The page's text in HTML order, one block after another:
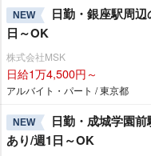
NEW
日勤・銀座駅周
日～OK
株式会社MSK
日給1万4,500円～
アルバイト・パート / 東京都
NEW
日勤・成城学園
あり/週1日～OK